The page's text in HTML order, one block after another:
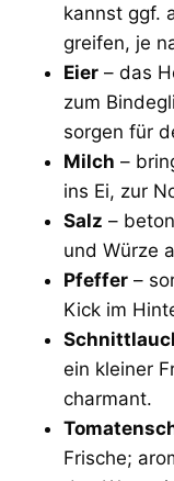
kannst ggf.
greifen, je
Eier – das
zum
sorgen für
Milch –
ins Ei, zur
Salz –
und Würze
Pfeffer –
Kick im
ein kleiner
charmant.
Frische;